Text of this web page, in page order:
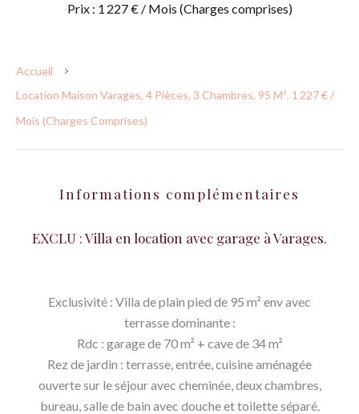
Prix : 1 227 € / Mois (Charges comprises)
Accueil
Location Maison Varages, 4 Pièces, 3 Chambres, 95 M², 1 227 € /
Mois (Charges Comprises)
Informations complémentaires
EXCLU : Villa en location avec garage à Varages.
Exclusivité : Villa de plain pied de 95 m² env avec
terrasse dominante :
Rdc : garage de 70 m² + cave de 34 m²
Rez de jardin : terrasse, entrée, cuisine aménagée
ouverte sur le séjour avec cheminée, deux chambres,
bureau, salle de bain avec douche et toilette séparé.